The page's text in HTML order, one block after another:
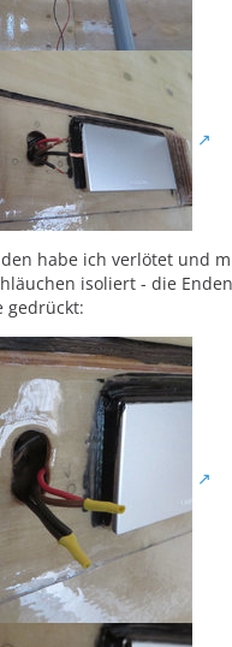
habe ich verlötet und
isoliert - die
gedrückt: